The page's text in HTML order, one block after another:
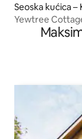
Seoska kućica –
Yewtree